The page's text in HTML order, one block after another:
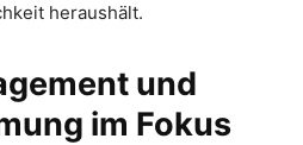
heraushält.
und
im Fokus